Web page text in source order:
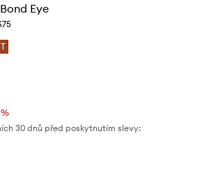
Eye
30 dnů před poskytnutím slevy: